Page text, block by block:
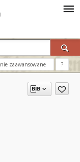
zaawansowane ?